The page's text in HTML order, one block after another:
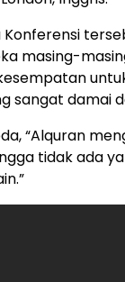
Konferensi
masing-
sangat damai
“Alquran
tidak ada